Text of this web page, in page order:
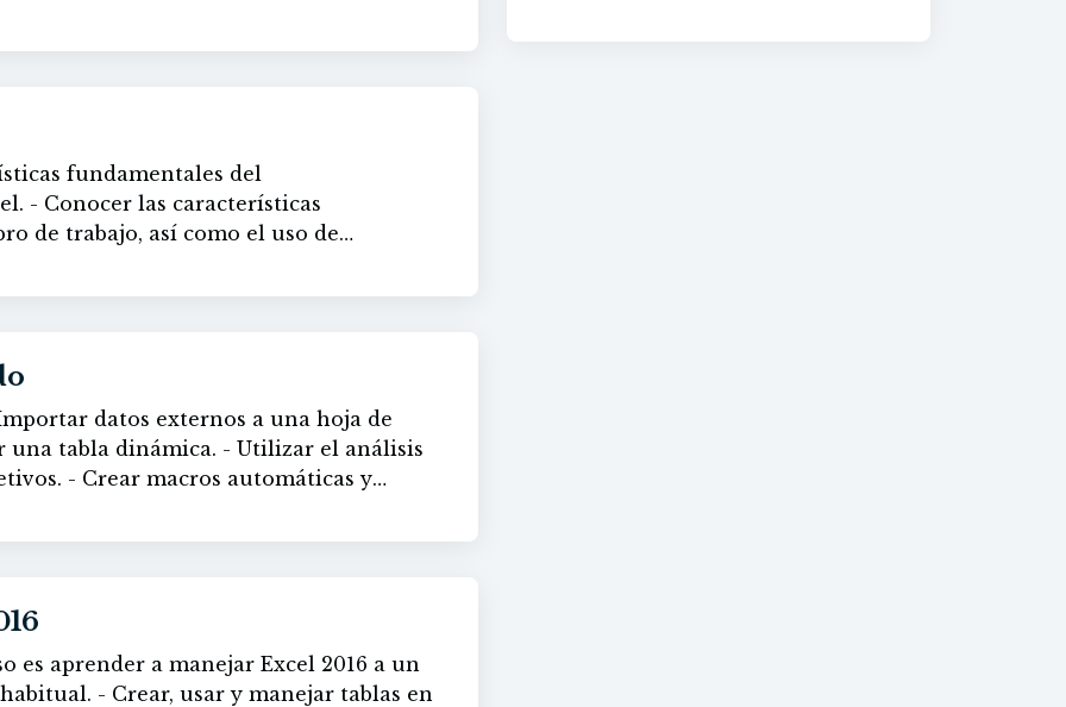
otras herramientas
tipos de gráficos que aporta Excel.
fundamentales del
de trabajo, así como el uso de
y sus distintas herramientas.
de aplicar formatos al contenido de
tipos de
y
para poder construir macros
de diálogo que se pueden generar
- Compartir y proteger
es aprender a manejar Excel 2016 a un
- Crear, usar y manejar tablas en